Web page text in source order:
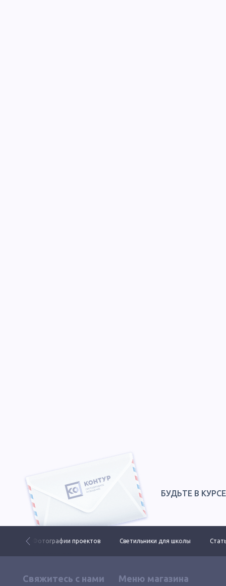
БУДЬТЕ В
Фотографии проектов Светильники для школы
Свяжитесь с нами Меню магазина